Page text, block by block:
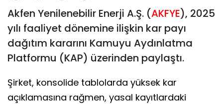
Akfen Yenilenebilir Enerji A.Ş. (AKFYE), 2025
yılı faaliyet dönemine ilişkin kar payı
dağıtım kararını Kamuyu Aydınlatma
Platformu (KAP) üzerinden paylaştı.
Şirket, konsolide tablolarda yüksek kar
açıklamasına rağmen, yasal kayıtlardaki